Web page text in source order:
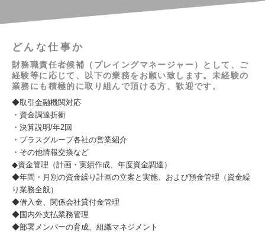
どんな仕事か
財務職責任者候補（プレイングマネージャー）として、ご
経験等に応じて、以下の業務をお願い致します。未経験の
業務にも積極的に取り組んで頂ける方、歓迎です。
◆取引金融機関対応
・資金調達折衝
・決算説明/年2回
・プラスグループ各社の営業紹介
・その他情報交換など
◆資金管理（計画・実績作成、年度資金調達）
◆年間・月別の資金繰り計画の立案と実施、および預金管理（資金繰
り業務全般）
◆借入金、関係会社貸付金管理
◆国内外支払業務管理
◆部署メンバーの育成、組織マネジメント